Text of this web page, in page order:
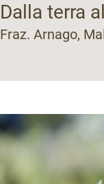
Dalla terra
Fraz. Arnago,